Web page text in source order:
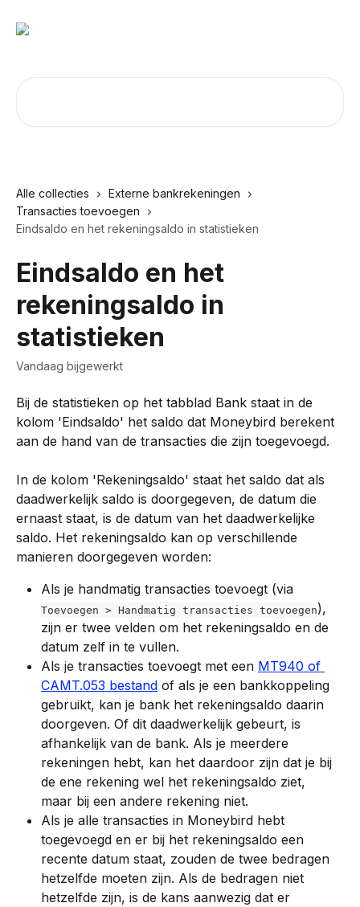
Alle collecties
Externe bankrekeningen
Transacties toevoegen
Eindsaldo en het rekeningsaldo in statistieken
Eindsaldo en het
rekeningsaldo in
statistieken
Vandaag bijgewerkt
Bij de statistieken op het tabblad Bank staat in de
kolom 'Eindsaldo' het saldo dat Moneybird berekent
aan de hand van de transacties die zijn toegevoegd.
In de kolom 'Rekeningsaldo' staat het saldo dat als
daadwerkelijk saldo is doorgegeven, de datum die
ernaast staat, is de datum van het daadwerkelijke
saldo. Het rekeningsaldo kan op verschillende
manieren doorgegeven worden:
Als je handmatig transacties toevoegt (via
Toevoegen > Handmatig transacties toevoegen),
zijn er twee velden om het rekeningsaldo en de
datum zelf in te vullen.
Als je transacties toevoegt met een MT940 of
CAMT.053 bestand of als je een bankkoppeling
gebruikt, kan je bank het rekeningsaldo daarin
doorgeven. Of dit daadwerkelijk gebeurt, is
afhankelijk van de bank. Als je meerdere
rekeningen hebt, kan het daardoor zijn dat je bij
de ene rekening wel het rekeningsaldo ziet,
maar bij een andere rekening niet.
Als je alle transacties in Moneybird hebt
toegevoegd en er bij het rekeningsaldo een
recente datum staat, zouden de twee bedragen
hetzelfde moeten zijn. Als de bedragen niet
hetzelfde zijn, is de kans aanwezig dat er